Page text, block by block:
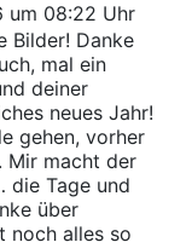
um 08:22 Uhr
Bilder! Danke
mal ein
deiner
neues Jahr!
gehen, vorher
Mir macht der
die Tage und
über
noch alles so